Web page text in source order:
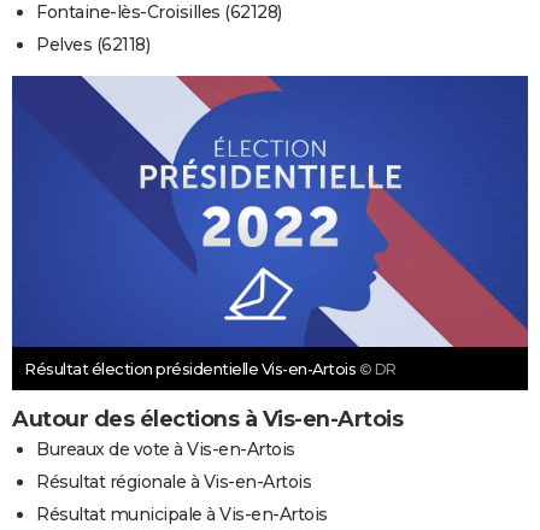
Fontaine-lès-Croisilles (62128)
Pelves (62118)
Résultat élection présidentielle Vis-en-Artois © DR
Autour des élections à Vis-en-Artois
Bureaux de vote à Vis-en-Artois
Résultat régionale à Vis-en-Artois
Résultat municipale à Vis-en-Artois